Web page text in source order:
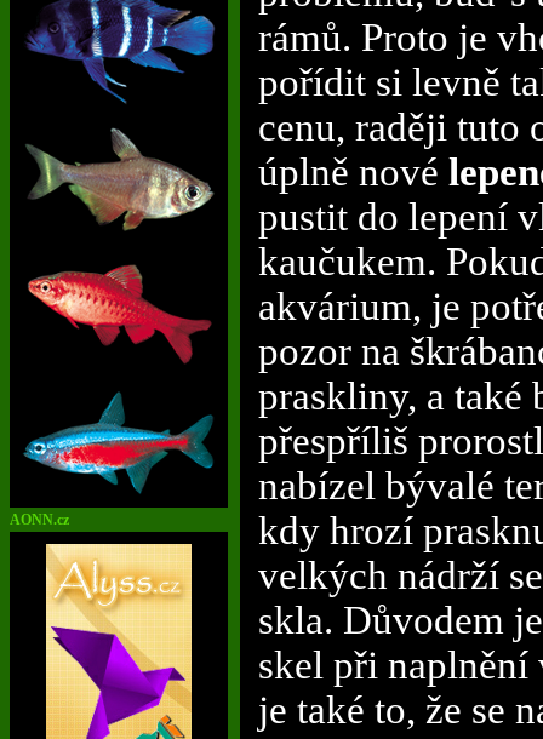
AONN.cz
rámů. Proto je
pořídit si levně
cenu, raději tuto
úplně nové
pustit do lepení
kaučukem.
akvárium, je
pozor na
praskliny, a také
přespříliš
nabízel bývalé
kdy hrozí
velkých nádrží
skla. Důvodem
skel při
je také to, že se